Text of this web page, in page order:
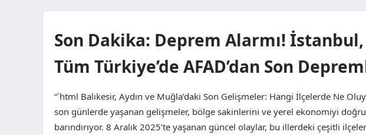
Son Dakika: Deprem Alarmı!
Tüm Türkiye’de AFAD’dan Son
“`html Balıkesir, Aydın ve Muğla’daki Son Gelişmeler: Hangi İlçelerde Ne
son günlerde yaşanan gelişmeler, bölge sakinlerini ve yerel ekonomiyi
barındırıyor. 8 Aralık 2025’te yaşanan güncel olaylar, bu illerdeki çeşitli